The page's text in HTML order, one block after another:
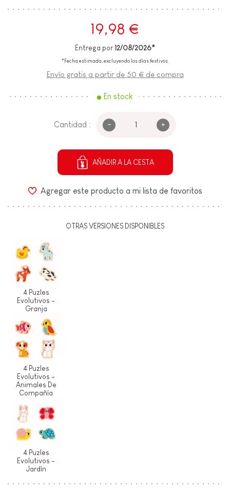
19,98 €
Entrega por 12/08/2026*
*Fecha estimada, excluyendo los días festivos.
Envío gratis a partir de 50 € de compra
En stock
Cantidad : - +
AÑADIR A LA CESTA
Agregar este producto a mi lista de favoritos
OTRAS VERSIONES DISPONIBLES
4 Puzles
Evolutivos -
Granja
4 Puzles
Evolutivos -
Animales De
Compañía
4 Puzles
Evolutivos -
Jardín